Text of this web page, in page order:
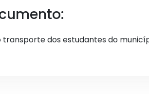
dos estudantes do